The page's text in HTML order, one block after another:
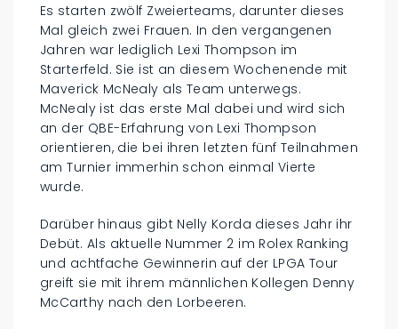
Es starten zwölf Zweierteams, darunter dieses
Mal gleich zwei Frauen. In den vergangenen
Jahren war lediglich Lexi Thompson im
Starterfeld. Sie ist an diesem Wochenende mit
Maverick McNealy als Team unterwegs.
McNealy ist das erste Mal dabei und wird sich
an der QBE-Erfahrung von Lexi Thompson
orientieren, die bei ihren letzten fünf Teilnahmen
am Turnier immerhin schon einmal Vierte
wurde.
Darüber hinaus gibt Nelly Korda dieses Jahr ihr
Debüt. Als aktuelle Nummer 2 im Rolex Ranking
und achtfache Gewinnerin auf der LPGA Tour
greift sie mit ihrem männlichen Kollegen Denny
McCarthy nach den Lorbeeren.